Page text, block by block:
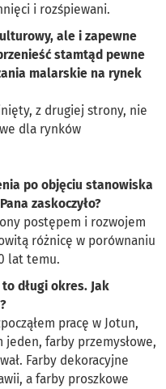
i rozśpiewani.
ale i zapewne
stamtąd pewne
malarskie na rynek
z drugiej strony, nie
dla rynków
po objęciu stanowiska
zaskoczyło?
postępem i rozwojem
różnicę w porównaniu
lat temu.
długi okres. Jak
pracę w Jotun,
farby przemysłowe,
Farby dekoracyjne
a farby proszkowe